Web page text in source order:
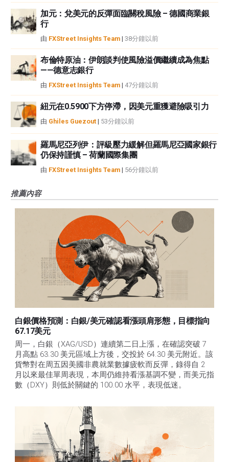
加元：兌美元的反彈面臨關稅風險 – 德國商業銀
行
由 FXStreet Insights Team | 38分鐘以前
布倫特原油：伊朗談判使風險溢價繼續成為焦點
——德意志銀行
由 FXStreet Insights Team | 47分鐘以前
紐元在0.5900下方停滯，因美元重獲避險吸引力
由 Ghiles Guezout | 53分鐘以前
羅馬尼亞列伊：評級壓力緩解但羅馬尼亞國家銀行
仍保持謹慎 – 荷蘭國際集團
由 FXStreet Insights Team | 56分鐘以前
推薦內容
白銀價格預測：白銀/美元確認看漲頭肩形態，目標指向
67.17美元
周一，白銀（XAG/USD）連續第二日上漲，在確認突破 7
月高點 63.30 美元區域上方後，交投於 64.30 美元附近。該
貨幣對在周五因美國非農就業數據疲軟而反彈，錄得自 2
月以來最佳單周表現，本周仍維持看漲基調不變，而美元指
數（DXY）則低於關鍵的 100.00 水平，表現低迷。